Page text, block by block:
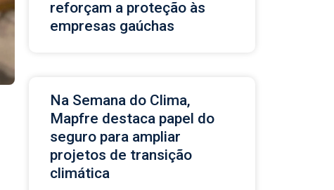
reforçam a proteção às
empresas gaúchas
Na Semana do Clima,
Mapfre destaca papel do
seguro para ampliar
projetos de transição
climática